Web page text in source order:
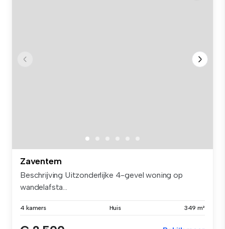
Zaventem
Beschrijving Uitzonderlijke 4-gevel woning op
wandelafsta...
4 kamers Huis 349 m²